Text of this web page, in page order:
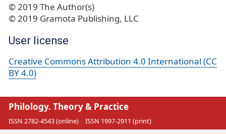
© 2019 The Author(s)
© 2019 Gramota Publishing, LLC
User license
Creative Commons Attribution 4.0 International (CC
BY 4.0)
Philology. Theory & Practice
ISSN 2782-4543 (online) ISSN 1997-2911 (print)